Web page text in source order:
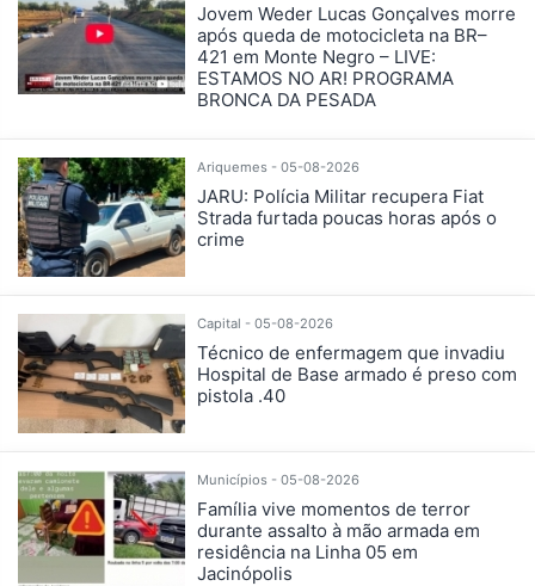
Jovem Weder Lucas Gonçalves morre
após queda de motocicleta na BR–
421 em Monte Negro – LIVE:
ESTAMOS NO AR! PROGRAMA
BRONCA DA PESADA
Ariquemes - 05-08-2026
JARU: Polícia Militar recupera Fiat
Strada furtada poucas horas após o
crime
Capital - 05-08-2026
Técnico de enfermagem que invadiu
Hospital de Base armado é preso com
pistola .40
Municípios - 05-08-2026
Família vive momentos de terror
durante assalto à mão armada em
residência na Linha 05 em
Jacinópolis